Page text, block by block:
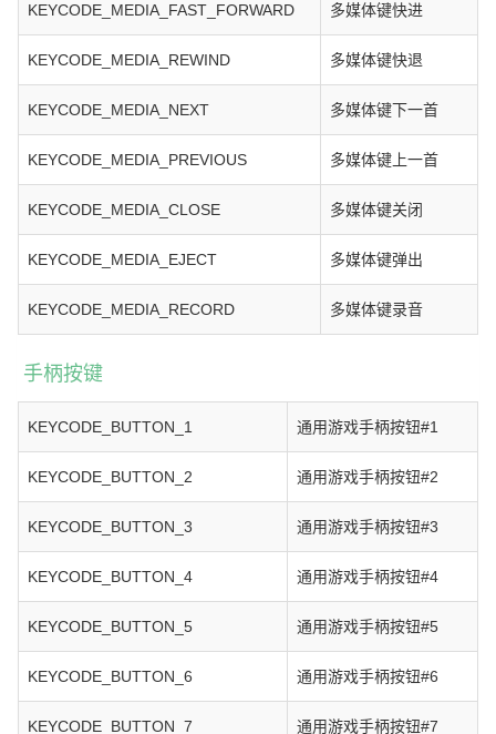
KEYCODE_MEDIA_FAST_FORWARD 多媒体键快进
KEYCODE_MEDIA_REWIND 多媒体键快退
KEYCODE_MEDIA_NEXT 多媒体键下一首
KEYCODE_MEDIA_PREVIOUS 多媒体键上一首
KEYCODE_MEDIA_CLOSE 多媒体键关闭
KEYCODE_MEDIA_EJECT 多媒体键弹出
KEYCODE_MEDIA_RECORD 多媒体键录音
手柄按键
KEYCODE_BUTTON_1 通用游戏手柄按钮#1
KEYCODE_BUTTON_2 通用游戏手柄按钮#2
KEYCODE_BUTTON_3 通用游戏手柄按钮#3
KEYCODE_BUTTON_4 通用游戏手柄按钮#4
KEYCODE_BUTTON_5 通用游戏手柄按钮#5
KEYCODE_BUTTON_6 通用游戏手柄按钮#6
KEYCODE_BUTTON_7 通用游戏手柄按钮#7